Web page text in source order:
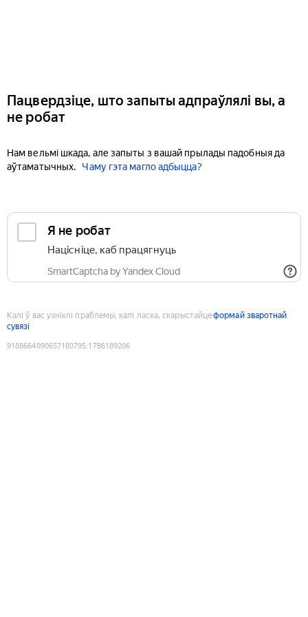
Пацвердзіце, што запыты адпраўлялі вы, а
не робат
Нам вельмі шкада, але запыты з вашай прылады падобныя да
аўтаматычных.
Чаму гэта магло адбыцца?
Я не робат
Націсніце, каб працягнуць
SmartCaptcha by Yandex Cloud
Калі ў вас узніклі праблемы, калі ласка, скарыстайцеформай зваротнай
сувязі
9188664090657180795:1786189206